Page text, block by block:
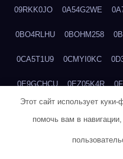
09RKK0JO 0A54G2WE
0BO4RLHU 0BOHM258
0CA5T1U9 0CMYI0KC
0E9GCHCU 0EZ05K4R
0GI31E0A
Этот сайт использует
помочь вам в